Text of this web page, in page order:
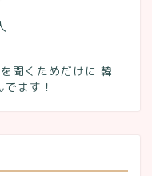
聞くためだけに 韓
ます！